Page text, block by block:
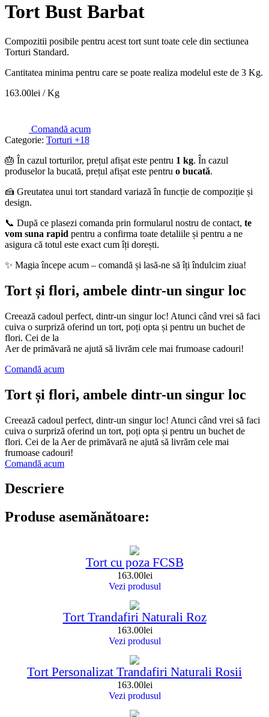
Tort Bust Barbat
Compozitii posibile pentru acest tort sunt toate cele din sectiunea
Torturi Standard.
Cantitatea minima pentru care se poate realiza modelul este de 3 Kg.
163.00lei / Kg
Comandă acum
Categorie: Torturi +18
🎂 În cazul torturilor, prețul afișat este pentru 1 kg. În cazul
produselor la bucată, prețul afișat este pentru o bucată.
🍰 Greutatea unui tort standard variază în funcție de compoziție și
design.
📞 După ce plasezi comanda prin formularul nostru de contact, te
vom suna rapid pentru a confirma toate detaliile și pentru a ne
asigura că totul este exact cum îți dorești.
✨ Magia începe acum – comandă și lasă-ne să îți îndulcim ziua!
Tort și flori, ambele dintr-un singur loc
Creează cadoul perfect, dintr-un singur loc! Atunci când vrei să faci
cuiva o surpriză oferind un tort, poți opta și pentru un buchet de
flori. Cei de la
Aer de primăvară ne ajută să livrăm cele mai frumoase cadouri!
Comandă acum
Tort și flori, ambele dintr-un singur loc
Creează cadoul perfect, dintr-un singur loc! Atunci când vrei să faci
cuiva o surpriză oferind un tort, poți opta și pentru un buchet de
flori. Cei de la Aer de primăvară ne ajută să livrăm cele mai
frumoase cadouri!
Comandă acum
Descriere
Produse asemănătoare:
Tort cu poza FCSB
163.00lei
Vezi produsul
Tort Trandafiri Naturali Roz
163.00lei
Vezi produsul
Tort Personalizat Trandafiri Naturali Rosii
163.00lei
Vezi produsul